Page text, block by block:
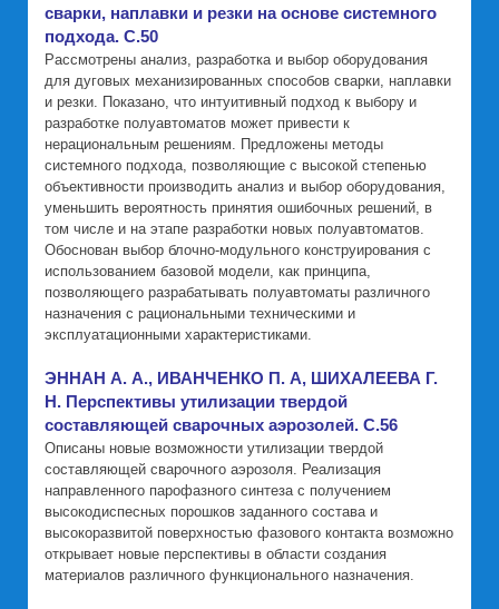
сварки, наплавки и резки на основе системного
подхода. C.50
Рассмотрены анализ, разработка и выбор оборудования
для дуговых механизированных способов сварки, наплавки
и резки. Показано, что интуитивный подход к выбору и
разработке полуавтоматов может привести к
нерациональным решениям. Предложены методы
системного подхода, позволяющие с высокой степенью
объективности производить анализ и выбор оборудования,
уменьшить вероятность принятия ошибочных решений, в
том числе и на этапе разработки новых полуавтоматов.
Обоснован выбор блочно-модульного конструирования с
использованием базовой модели, как принципа,
позволяющего разрабатывать полуавтоматы различного
назначения с рациональными техническими и
эксплуатационными характеристиками.
ЭННАН А. А., ИВАНЧЕНКО П. А, ШИХАЛЕЕВА Г.
Н. Перспективы утилизации твердой
составляющей сварочных аэрозолей. C.56
Описаны новые возможности утилизации твердой
составляющей сварочного аэрозоля. Реализация
направленного парофазного синтеза с получением
высокодиспесных порошков заданного состава и
высокоразвитой поверхностью фазового контакта возможно
открывает новые перспективы в области создания
материалов различного функционального назначения.